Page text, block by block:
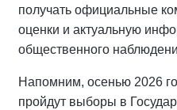
получать официальные
оценки и актуальную
общественного
Напомним, осенью 2026
пройдут выборы в